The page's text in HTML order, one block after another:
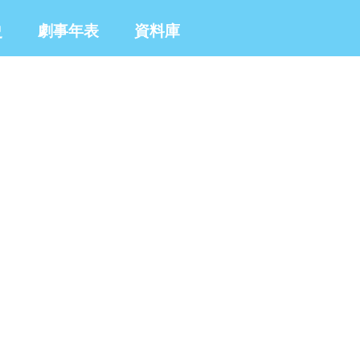
劇事年表 資料庫